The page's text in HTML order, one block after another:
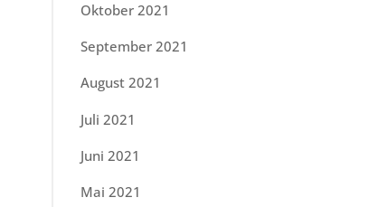
Oktober 2021
September 2021
August 2021
Juli 2021
Juni 2021
Mai 2021